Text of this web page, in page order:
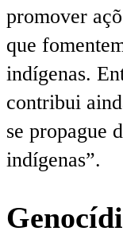
promover
que
indígenas.
contribui
se propague
indígenas”.